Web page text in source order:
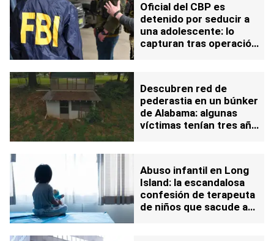
Oficial del CBP es
detenido por seducir a
una adolescente: lo
capturan tras operación
Descubren red de
pederastia en un búnker
de Alabama: algunas
víctimas tenían tres años
Abuso infantil en Long
Island: la escandalosa
confesión de terapeuta
de niños que sacude a